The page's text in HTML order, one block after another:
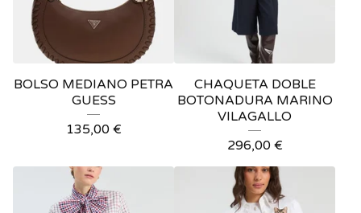
BOLSO MEDIANO PETRA
GUESS
135,00 €
CHAQUETA DOBLE
BOTONADURA MARINO
VILAGALLO
296,00 €